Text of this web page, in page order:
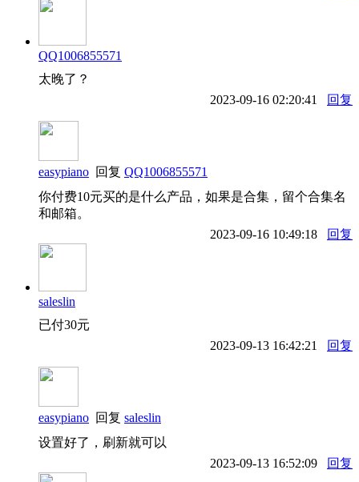
QQ1006855571
太晚了？
2023-09-16 02:20:41
回复
easypiano 回复 QQ1006855571
你付费10元买的是什么产品，如果是合集，留个合集名
和邮箱。
2023-09-16 10:49:18
回复
saleslin
已付30元
2023-09-13 16:42:21
回复
easypiano 回复 saleslin
设置好了，刷新就可以
2023-09-13 16:52:09
回复